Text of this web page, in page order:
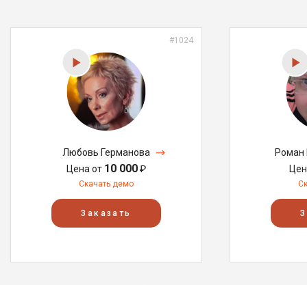
#1024
Любовь Германова
Цена от 10 000₽
Скачать демо
Заказать
Роман